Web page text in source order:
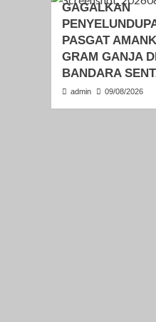
GAGALKAN
PASGAT
GRAM GANJA
BANDARA
admin 09/08/2026